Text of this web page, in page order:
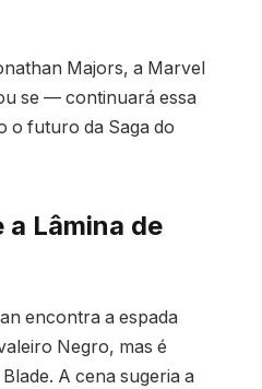
Majors, a Marvel
se — continuará essa
o futuro da Saga do
a Lâmina de
encontra a espada
Negro, mas é
A cena sugeria a